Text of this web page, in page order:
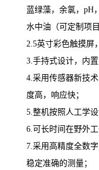
蓝绿藻，余氯， pH
水中油 （可定制项目
2.5英寸彩色触摸屏，
3. 手持式设计，内
4. 采用传感器新技
度高，响应快；
5. 整机按照人工学
6. 可长时间在野外
7. 采用高精度全数
稳定准确的测量；